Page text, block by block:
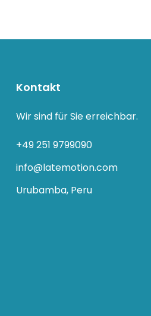
Kontakt
Wir sind für Sie erreichbar.
+49 251 9799090
info@latemotion.com
Urubamba, Peru